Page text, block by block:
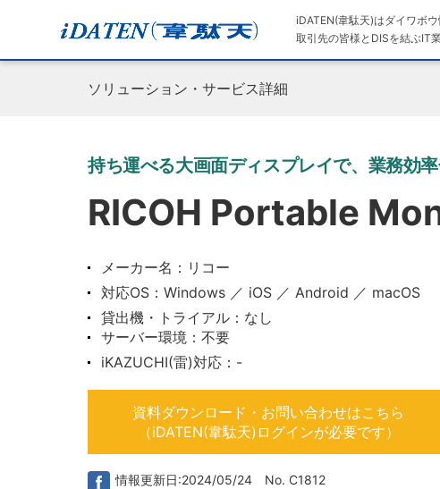
iDATEN(韋駄天)はダイワボ
取引先の皆様とDISを結ぶIT
ソリューション・サービス詳細
持ち運べる大画面ディスプレイで、業務効
RICOH Portable
メーカー名：リコー
対応OS：Windows ／ iOS ／ Android ／ macOS
貸出機・トライアル：なし
サーバー環境：不要
iKAZUCHI(雷)対応：-
資料ダウンロード・お問い合わせはこちら
（iDATEN(韋駄天)ログインが必要です）
情報更新日:2024/05/24 No. C1812